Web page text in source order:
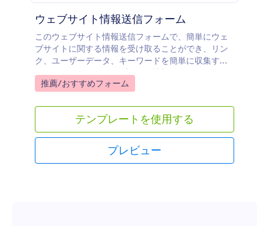
ウェブサイト情報送信フォーム
このウェブサイト情報送信フォームで、簡単にウェ
ブサイトに関する情報を受け取ることができ、リン
ク、ユーザーデータ、キーワードを簡単に収集する
ことができます。ウェブサイト情報送信フォームを
使えば、あなたのウェブサイトへの訪問者数を増や
に、あなたのビジネスを効果的に宣伝することがで
きます。無料のウェブサイト情報送信フォームでウ
ェブサイト訪問者の連絡先情報を収集しましょう。
フォームビルダーを使用して、独自のロゴを追加し
たり、背景画像を変更したり、訪問者の興味や情報
Go to Category:
推薦/おすすめフォーム
テンプレートを使用する
プレビュー